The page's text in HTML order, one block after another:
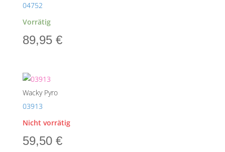
04752
Vorrätig
89,95 €
Wacky Pyro
03913
Nicht vorrätig
59,50 €